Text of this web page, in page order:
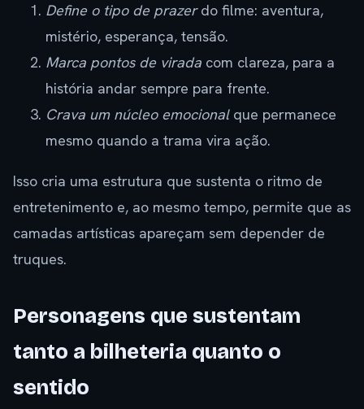
Define o tipo de prazerdo filme: aventura,
mistério, esperança, tensão.
Marca pontos de virada com clareza, para a
história andar sempre para frente.
Crava um núcleo emocionalque permanece
mesmo quando a trama vira ação.
Isso cria uma estrutura que sustenta o ritmo de
entretenimento e, ao mesmo tempo, permite que as
camadas artísticas apareçam sem depender de
truques.
Personagens que sustentam
tanto a bilheteria quanto o
sentido